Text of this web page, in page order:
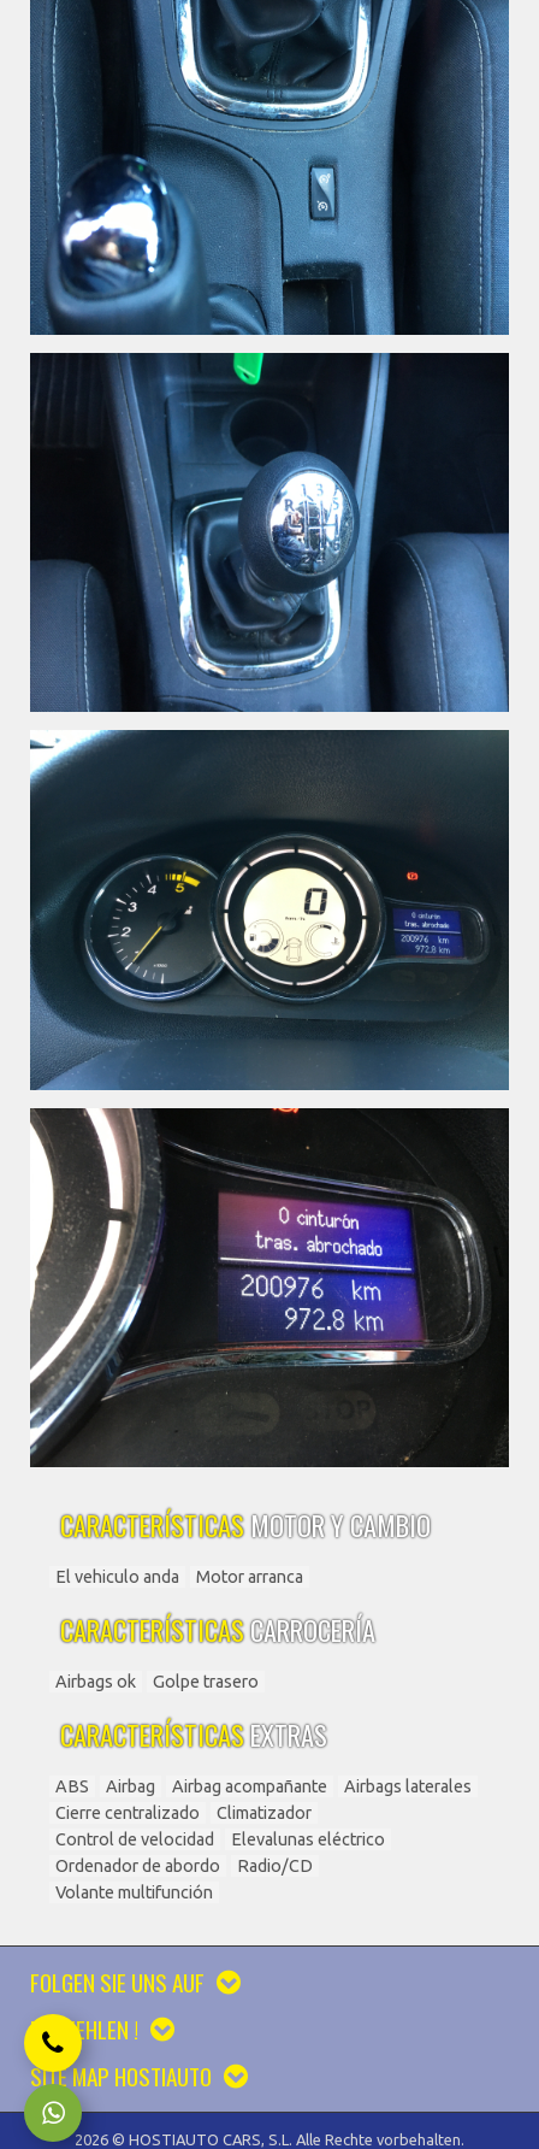
CARACTERÍSTICASMOTOR Y CAMBIO
El vehiculo anda Motor arranca
CARACTERÍSTICASCARROCERÍA
Airbags ok Golpe trasero
CARACTERÍSTICASEXTRAS
ABS Airbag Airbag acompañante
Airbags laterales
Cierre centralizado
Climatizador
Control de velocidad
Elevalunas eléctrico
Ordenador de abordo
Radio/CD
Volante multifunción
FOLGEN SIE UNS AUF
EMPFEHLEN !
SITE MAP HOSTIAUTO
2026 © HOSTIAUTO CARS, S.L. Alle Rechte vorbehalten.